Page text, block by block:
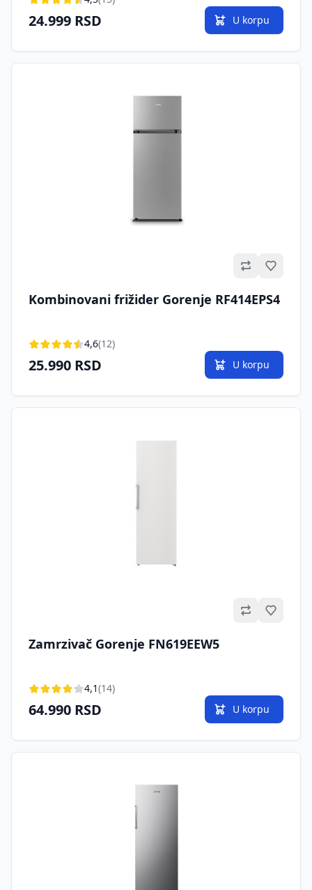
24.999 RSD U korpu
Kombinovani frižider Gorenje RF414EPS4
4,6(12)
25.990 RSD U korpu
Zamrzivač Gorenje FN619EEW5
4,1(14)
64.990 RSD U korpu